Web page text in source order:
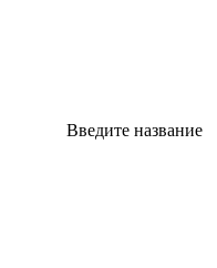
Введите название